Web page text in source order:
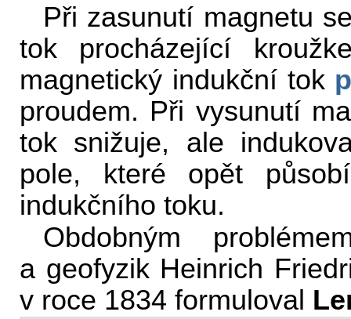
Při zasunutí magnetu
tok procházející
magnetický indukční tok
proudem. Při vysunutí
tok snižuje, ale
pole, které opět
indukčního toku.
Obdobným
a geofyzik Heinrich
v roce 1834 formuloval